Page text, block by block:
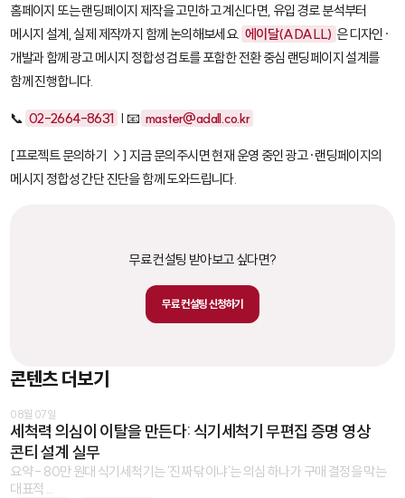
홈페이지 또는 랜딩페이지 제작을 고민하고 계신다면, 유입 경로 분석부터
메시지 설계, 실제 제작까지 함께 논의해보세요. 에이달(ADALL) 은 디자인·
개발과 함께 광고 메시지 정합성 검토를 포함한 전환 중심 랜딩페이지 설계를
함께 진행합니다.
📞 02-2664-8631 | 📧 master@adall.co.kr
[프로젝트 문의하기 →] 지금 문의주시면 현재 운영 중인 광고·랜딩페이지의
메시지 정합성 간단 진단을 함께 도와드립니다.
무료 컨설팅 받아보고 싶다면?
무료 컨설팅 신청하기
콘텐츠 더보기
08월 07일
세척력 의심이 이탈을 만든다: 식기세척기 무편집 증명 영상
콘티 설계 실무
요약 - 80만 원대 식기세척기는 '진짜 닦이냐'는 의심 하나가 구매 결정을 막는
대표적 ...